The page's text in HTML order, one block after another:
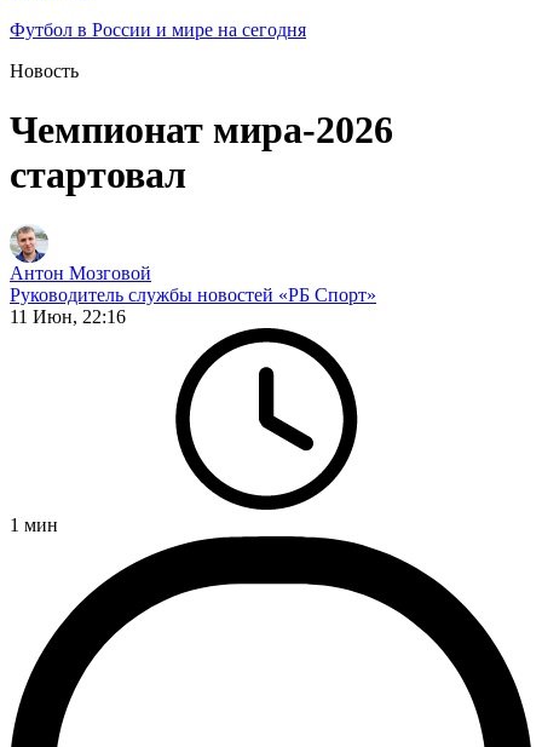
Футбол в России и мире на сегодня
Новость
Чемпионат мира-2026
стартовал
Антон Мозговой
Руководитель службы новостей «РБ Спорт»
11 Июн, 22:16
1 мин